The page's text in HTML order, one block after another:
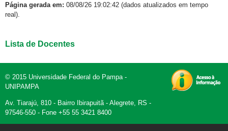
Página gerada em: 08/08/26 19:02:42 (dados atualizados em tempo
real).
Lista de Docentes
© 2015 Universidade Federal do Pampa -
UNIPAMPA
Av. Tiarajú, 810 - Bairro Ibirapuitã - Alegrete, RS -
97546-550 - Fone +55 55 3421 8400